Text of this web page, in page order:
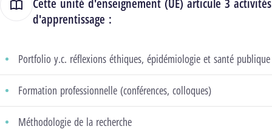
Cette unité d'enseignement (UE) articule 3 activités
d'apprentissage :
Portfolio y.c. réflexions éthiques, épidémiologie et santé publique
Formation professionnelle (conférences, colloques)
Méthodologie de la recherche